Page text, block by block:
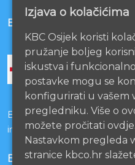
BOLNICE PARTNERI
Bolnice s kojima je potpisan
integraciji
EU PROJEKTI
Izjava o kolačićima
KBC Osijek koristi
pružanje boljeg
iskustva i
postavke mogu se
konfigurirati u vašem
pregledniku. Više o
možete pročitati ovdje.
Nastavkom pregleda
stranice kbco.hr